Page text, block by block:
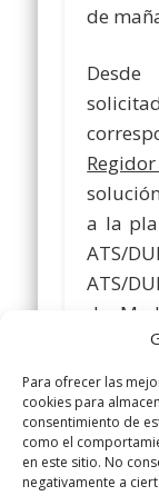
Para ofrecer las
cookies para
consentimiento de
como el
en este sitio. No
negativamente a
de
a la
ATS/
ATS/
de
de este